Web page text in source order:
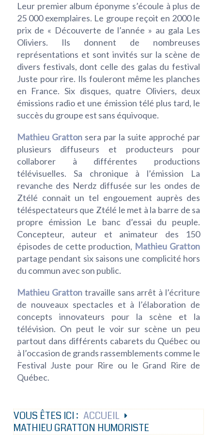
Leur premier album éponyme s’écoule à plus de
25 000 exemplaires. Le groupe reçoit en 2000 le
prix de « Découverte de l’année » au gala Les
Oliviers. Ils donnent de nombreuses
représentations et sont invités sur la scène de
divers festivals, dont celle des galas du festival
Juste pour rire. Ils fouleront même les planches
en France. Six disques, quatre Oliviers, deux
émissions radio et une émission télé plus tard, le
succès du groupe est sans équivoque.
Mathieu Grattonsera par la suite approché par
plusieurs diffuseurs et producteurs pour
collaborer à différentes productions
télévisuelles. Sa chronique à l’émission La
revanche des Nerdz diffusée sur les ondes de
Ztélé connait un tel engouement auprès des
téléspectateurs que Ztélé le met à la barre de sa
propre émission Le banc d’essai du peuple.
Concepteur, auteur et animateur des 150
épisodes de cette production, Mathieu Gratton
partage pendant six saisons une complicité hors
du commun avec son public.
Mathieu Grattontravaille sans arrêt à l’écriture
de nouveaux spectacles et à l’élaboration de
concepts innovateurs pour la scène et la
télévision. On peut le voir sur scène un peu
partout dans différents cabarets du Québec ou
à l’occasion de grands rassemblements comme le
Festival Juste pour Rire ou le Grand Rire de
Québec.
VOUS ÊTES ICI : ACCUEIL
MATHIEU GRATTON HUMORISTE